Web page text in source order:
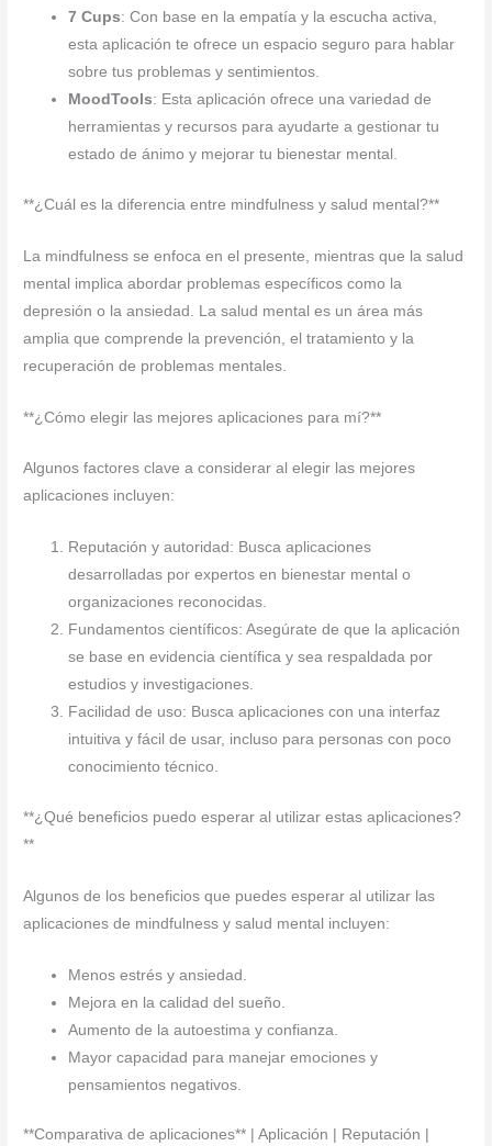
7 Cups: Con base en la empatía y la escucha activa,
esta aplicación te ofrece un espacio seguro para hablar
sobre tus problemas y sentimientos.
MoodTools: Esta aplicación ofrece una variedad de
herramientas y recursos para ayudarte a gestionar tu
estado de ánimo y mejorar tu bienestar mental.
**¿Cuál es la diferencia entre mindfulness y salud mental?**
La mindfulness se enfoca en el presente, mientras que la salud
mental implica abordar problemas específicos como la
depresión o la ansiedad. La salud mental es un área más
amplia que comprende la prevención, el tratamiento y la
recuperación de problemas mentales.
**¿Cómo elegir las mejores aplicaciones para mí?**
Algunos factores clave a considerar al elegir las mejores
aplicaciones incluyen:
Reputación y autoridad: Busca aplicaciones
desarrolladas por expertos en bienestar mental o
organizaciones reconocidas.
Fundamentos científicos: Asegúrate de que la aplicación
se base en evidencia científica y sea respaldada por
estudios y investigaciones.
Facilidad de uso: Busca aplicaciones con una interfaz
intuitiva y fácil de usar, incluso para personas con poco
conocimiento técnico.
**¿Qué beneficios puedo esperar al utilizar estas aplicaciones?
**
Algunos de los beneficios que puedes esperar al utilizar las
aplicaciones de mindfulness y salud mental incluyen:
Menos estrés y ansiedad.
Mejora en la calidad del sueño.
Aumento de la autoestima y confianza.
Mayor capacidad para manejar emociones y
pensamientos negativos.
**Comparativa de aplicaciones** | Aplicación | Reputación |